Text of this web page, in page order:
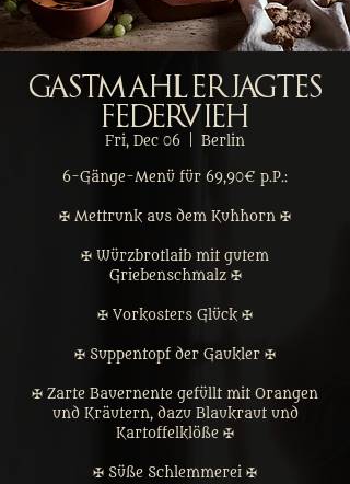
Gastmahl Erjagtes
Federvieh
Fri, Dec 06 Berlin
6-Gänge-Menü für 69,90€ p.P.:
✠ Mettrunk aus dem Kuhhorn ✠
✠ Würzbrotlaib mit gutem
Griebenschmalz ✠
✠ Vorkosters Glück ✠
✠ Suppentopf der Gaukler ✠
✠ Zarte Bauernente gefüllt mit Orangen
und Kräutern, dazu Blaukraut und
Kartoffelklöße ✠
✠ Süße Schlemmerei ✠